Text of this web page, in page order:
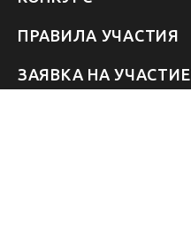
ПРАВИЛА УЧАСТИЯ
ЗАЯВКА НА УЧАСТИЕ